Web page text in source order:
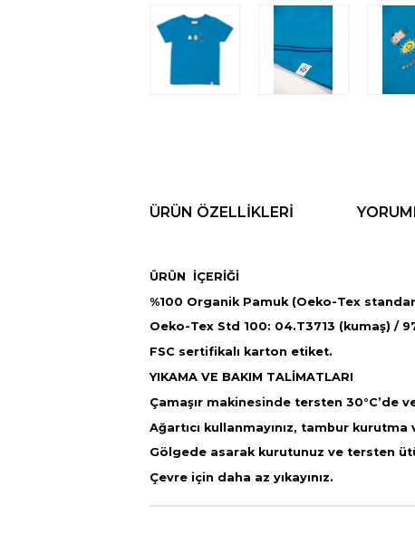
ÜRÜN ÖZELLIKLERI
ÜRÜN İÇERİĞİ
%100 Organik Pamuk (Oeko-Tex
Oeko-Tex Std 100: 04.T3713 (kumaş) /
FSC sertifikalı karton etiket.
YIKAMA VE BAKIM TALİMATLARI
Çamaşır makinesinde tersten 30°C’de
Ağartıcı kullanmayınız, tambur
Gölgede asarak kurutunuz ve tersten
Çevre için daha az yıkayınız.